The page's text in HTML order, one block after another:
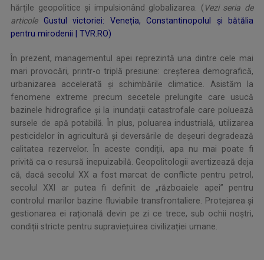
hărțile geopolitice și impulsionând globalizarea. ( Vezi seria de
articole
Gustul victoriei: Veneția, Constantinopolul și bătălia
pentru mirodenii | TVR.RO)
În prezent, managementul apei reprezintă una dintre cele mai
mari provocări, printr-o triplă presiune: creșterea demografică,
urbanizarea accelerată și schimbările climatice. Asistăm la
fenomene extreme precum secetele prelungite care usucă
bazinele hidrografice și la inundații catastrofale care poluează
sursele de apă potabilă. În plus, poluarea industrială, utilizarea
pesticidelor în agricultură și deversările de deșeuri degradează
calitatea rezervelor. În aceste condiții, apa nu mai poate fi
privită ca o resursă inepuizabilă. Geopolitologii avertizează deja
că, dacă secolul XX a fost marcat de conflicte pentru petrol,
secolul XXI ar putea fi definit de „războaiele apei” pentru
controlul marilor bazine fluviabile transfrontaliere. Protejarea și
gestionarea ei rațională devin pe zi ce trece, sub ochii noștri,
condiții stricte pentru supraviețuirea civilizației umane.